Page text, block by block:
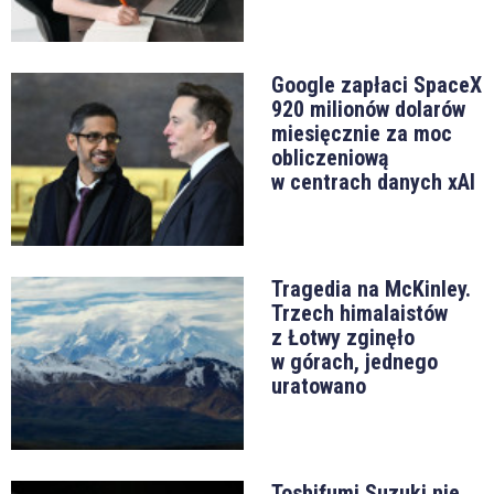
trafiło przed pole karne do Craiga Goodwina.
Piłkarz zdecydował się na strzał z dystansu, a piłka
bramkarza i wpadła do siatki.
03.12 21:35
ARG — AUS (2:1) — 77' GOOOOOOOL! Cragi
Goodwing strzela gola kontaktowego!
ARG — AUS (2:0)— 75' błąd Australijczyków mógł
zostać błyskawicznie wykorzystany przez rywali. W
dogodnej pozycji kiepskim strzałem popisał się jednak
Tagliafico.
ARG — AUS (2:0)— 72' potrójną zmianę przeprowadził
natomiast Graham Arnold. Plac gry opuścili Leckie,
Google zapłaci SpaceX
920 milionów dolarów
miesięcznie za moc
obliczeniową
w centrach danych xAI
Tragedia na McKinley.
Trzech himalaistów
z Łotwy zginęło
w górach, jednego
uratowano